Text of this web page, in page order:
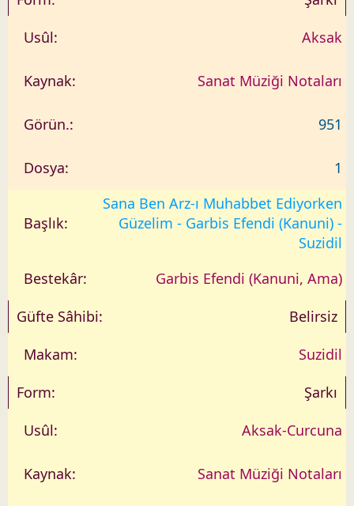
Aksak
Sanat Müziği Notaları
951
1
Sana Ben Arz-ı Muhabbet Ediyorken
Güzelim - Garbis Efendi (Kanuni) -
Suzidil
Garbis Efendi (Kanuni, Ama)
Belirsiz
Suzidil
Şarkı
Aksak-Curcuna
Sanat Müziği Notaları